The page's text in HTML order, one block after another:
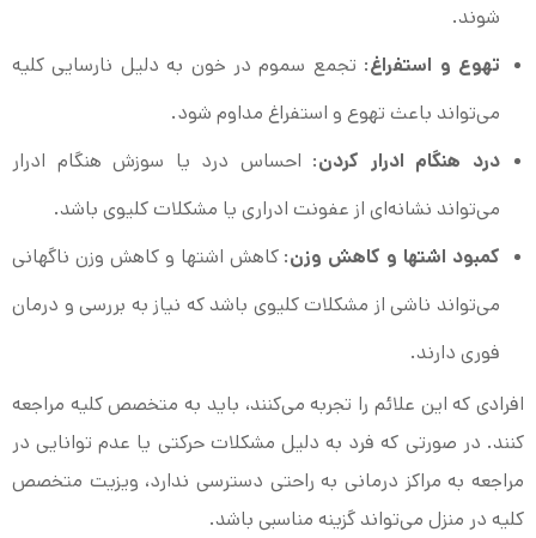
شوند.
تهوع و استفراغ: تجمع سموم در خون به دلیل نارسایی کلیه
می‌تواند باعث تهوع و استفراغ مداوم شود.
درد هنگام ادرار کردن: احساس درد یا سوزش هنگام ادرار
می‌تواند نشانه‌ای از عفونت ادراری یا مشکلات کلیوی باشد.
کمبود اشتها و کاهش وزن: کاهش اشتها و کاهش وزن ناگهانی
می‌تواند ناشی از مشکلات کلیوی باشد که نیاز به بررسی و درمان
فوری دارند.
افرادی که این علائم را تجربه می‌کنند، باید به متخصص کلیه مراجعه
کنند. در صورتی که فرد به دلیل مشکلات حرکتی یا عدم توانایی در
مراجعه به مراکز درمانی به راحتی دسترسی ندارد، ویزیت متخصص
کلیه در منزل می‌تواند گزینه مناسبی باشد.